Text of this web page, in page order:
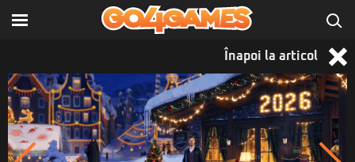
Înapoi la articol